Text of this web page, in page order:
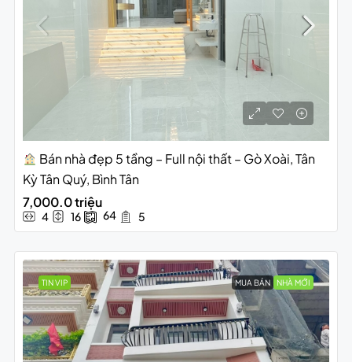
Bán nhà đẹp 5 tầng – Full nội thất – Gò Xoài, Tân
Kỳ Tân Quý, Bình Tân
7,000.0 triệu
4 16 64 5
TIN VIP MUA BÁN NHÀ MỚI